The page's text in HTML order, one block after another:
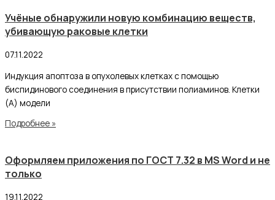
Учёные обнаружили новую комбинацию веществ,
убивающую раковые клетки
07.11.2022
Индукция апоптоза в опухолевых клетках с помощью
биспидинового соединения в присутствии полиаминов. Клетки
(А) модели
Подробнее »
Оформляем приложения по ГОСТ 7.32 в MS Word и не
только
19.11.2022